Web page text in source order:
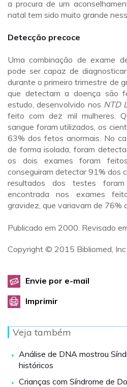
a procura de um
natal tem sido muito grande
Detecção precoce
Uma combinação de exame
pode ser capaz de
durante o primeiro trimestre de
que detectam a doença são
estudo, desenvolvido nos NTD
feito com dez mil mulheres.
sangue foram utilizados, os
63% dos fetos anormais. No
de forma isolada, foram
os dois exames foram
conseguiram detectar 91% dos
resultados dos testes
encontrada nos exames
gravidez, que variavam de 76%
Publicado em 2000. Revisado
Copyright © 2015 Bibliomed, Inc
Envie por e-mail
Imprimir
Veja também
Análise de DNA mostrou
históricos
Crianças com Síndrome de